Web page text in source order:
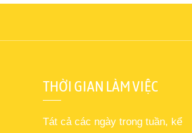
THỜI GIAN LÀM VIỆC
Tát cả các ngày trong tuần, kể